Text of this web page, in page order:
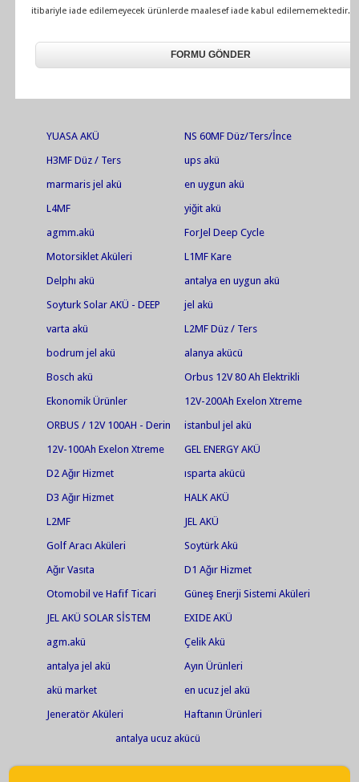
itibariyle iade edilemeyecek ürünlerde maalesef iade kabul edilememektedir.
YUASA AKÜ
NS 60MF Düz/Ters/İnce
H3MF Düz / Ters
ups akü
marmaris jel akü
en uygun akü
L4MF
yiğit akü
agmm.akü
ForJel Deep Cycle
Motorsiklet Aküleri
L1MF Kare
Delphı akü
antalya en uygun akü
Soyturk Solar AKÜ - DEEP
jel akü
varta akü
L2MF Düz / Ters
bodrum jel akü
alanya akücü
Bosch akü
Orbus 12V 80 Ah Elektrikli
Ekonomik Ürünler
12V-200Ah Exelon Xtreme
ORBUS / 12V 100AH - Derin
istanbul jel akü
12V-100Ah Exelon Xtreme
GEL ENERGY AKÜ
D2 Ağır Hizmet
ısparta akücü
D3 Ağır Hizmet
HALK AKÜ
L2MF
JEL AKÜ
Golf Aracı Aküleri
Soytürk Akü
Ağır Vasıta
D1 Ağır Hizmet
Otomobil ve Hafif Ticari
Araçlar
Güneş Enerji Sistemi Aküleri
JEL AKÜ SOLAR SİSTEM
EXIDE AKÜ
agm.akü
Çelik Akü
antalya jel akü
Ayın Ürünleri
akü market
en ucuz jel akü
Jeneratör Aküleri
Haftanın Ürünleri
antalya ucuz akücü